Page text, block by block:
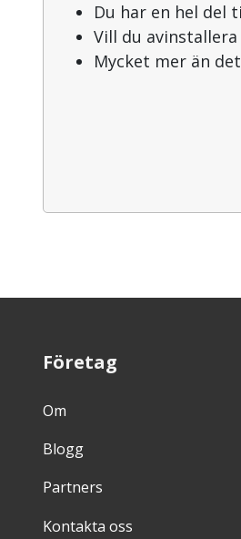
Du har en hel del
Vill du
Mycket mer än
Företag
Om
Blogg
Partners
Kontakta oss